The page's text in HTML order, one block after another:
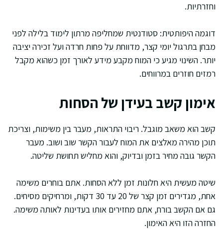
וחזרתיות.
דוגמה היפותטית: סטודנטית שמחליפה מרתון לימוד בלילה לפני
מבחן בתרגול יומי קצר, מדווחת על פחות חרדה ועל זכירה יציבה
יותר. השינוי מגיע כי המוח מקבע מידע לאורך זמן כשהוא מקבל
רמזים חוזרים במרווחים.
אימון קשב בעידן של הסחות
קשב הוא משאב מוגבל. ריבוי התראות, מעבר בין משימות, וצריכת
תוכן מהירה מאלצים את המוח לעבור הקשר שוב ושוב. מעבר
הקשר גובה מחיר בזמן ובדיוק, והוא מחליש תחושת שליטה.
שיטה מעשית היא חלונות זמן ללא הסחות. אתם בוחרים משימה
אחת, מגדירים זמן קצר של 20 עד 30 דקות, ומרחיקים מסיחים.
גם אם הקשב בורח, אתם מחזירים אותו בעדינות לאותה משימה.
החזרה הזו היא האימון.